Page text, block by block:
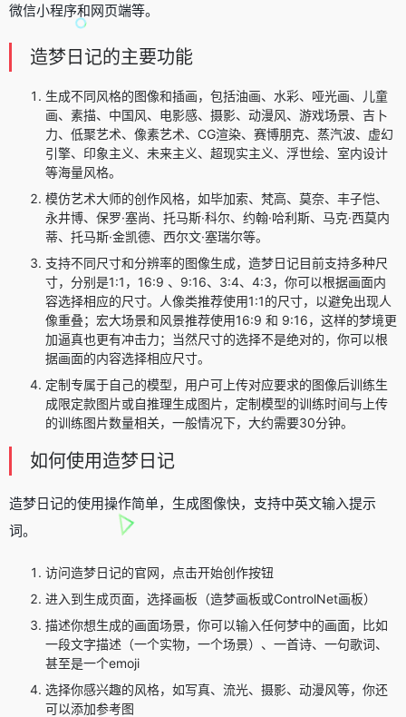
微信小程序和网页端等。
造梦日记的主要功能
生成不同风格的图像和插画，包括油画、水彩、哑光画、儿童
画、素描、中国风、电影感、摄影、动漫风、游戏场景、吉卜
力、低聚艺术、像素艺术、CG渲染、赛博朋克、蒸汽波、虚幻
引擎、印象主义、未来主义、超现实主义、浮世绘、室内设计
等海量风格。
模仿艺术大师的创作风格，如毕加索、梵高、莫奈、丰子恺、
永井博、保罗·塞尚、托马斯·科尔、约翰·哈利斯、马克·西莫内
蒂、托马斯·金凯德、西尔文·塞瑞尔等。
支持不同尺寸和分辨率的图像生成，造梦日记目前支持多种尺
寸，分别是1:1，16:9 、9:16、3:4、4:3，你可以根据画面内
容选择相应的尺寸。人像类推荐使用1:1的尺寸，以避免出现人
像重叠；宏大场景和风景推荐使用16:9 和 9:16，这样的梦境更
加逼真也更有冲击力；当然尺寸的选择不是绝对的，你可以根
据画面的内容选择相应尺寸。
定制专属于自己的模型，用户可上传对应要求的图像后训练生
成限定款图片或自推理生成图片，定制模型的训练时间与上传
的训练图片数量相关，一般情况下，大约需要30分钟。
如何使用造梦日记
造梦日记的使用操作简单，生成图像快，支持中英文输入提示
词。
访问造梦日记的官网，点击开始创作按钮
进入到生成页面，选择画板（造梦画板或ControlNet画板）
描述你想生成的画面场景，你可以输入任何梦中的画面，比如
一段文字描述（一个实物，一个场景）、一首诗、一句歌词、
甚至是一个emoji
选择你感兴趣的风格，如写真、流光、摄影、动漫风等，你还
可以添加参考图